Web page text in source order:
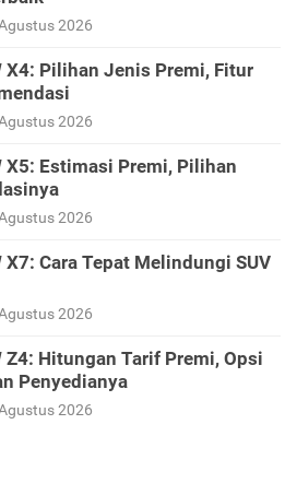
2026
Pilihan Jenis Premi, Fitur
2026
Estimasi Premi, Pilihan
2026
Cara Tepat Melindungi SUV
2026
Hitungan Tarif Premi, Opsi
Penyedianya
2026